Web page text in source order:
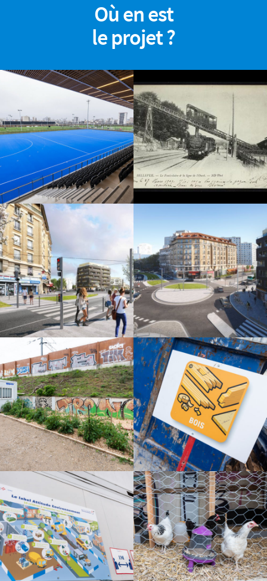
Où en est
le projet ?